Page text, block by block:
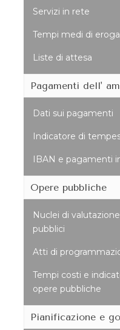
Servizi in rete
Tempi medi di
Liste di attesa
Pagamenti dell'
Dati sui pagamenti
Indicatore di
IBAN e pagamenti
Opere pubbliche
Nuclei di
pubblici
Atti di
Tempi costi e
opere pubbliche
Pianificazione e